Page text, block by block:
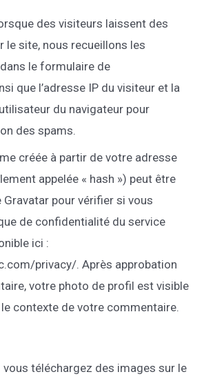
des visiteurs laissent des
le site, nous recueillons les
le formulaire de
que l’adresse IP du visiteur et la
du navigateur pour
des spams.
créée à partir de votre adresse
appelée « hash ») peut être
pour vérifier si vous
de confidentialité du service
ici :
privacy/. Après approbation
votre photo de profil est visible
contexte de votre commentaire.
vous téléchargez des images sur le